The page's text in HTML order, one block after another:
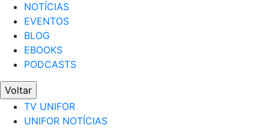
NOTÍCIAS
EVENTOS
BLOG
EBOOKS
PODCASTS
Voltar
TV UNIFOR
UNIFOR NOTÍCIAS